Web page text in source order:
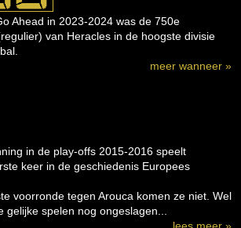
Ahead in 2023-2024 was de 750e
van Heracles in de hoogste divisie
meer wanneer »
in de play-offs 2015-2016 speelt
keer in de geschiedenis Europees
voorronde tegen Arouca komen ze niet. Wel
gelijke spelen nog ongeslagen...